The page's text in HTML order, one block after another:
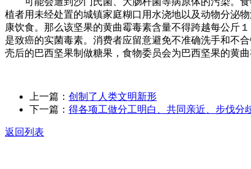
植者用未经处置的城镇家庭糊口用水浇地以及动物分泌
康饮食。那么该坚果的黄曲霉毒素含量不得跨越每公斤
是致癌的实菌毒素。消费者应留意避免不准确洗手和不
壳后的巴西坚果制做糖果，食物委员会为巴西坚果的黄
上一篇： 创制了人类文明新形
下一篇： 得各项工做分工明白、共同亲近、步伐分
返回列表